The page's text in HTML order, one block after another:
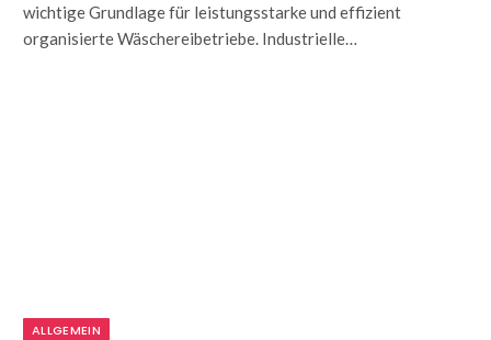
wichtige Grundlage für leistungsstarke und effizient
organisierte Wäschereibetriebe. Industrielle…
ALLGEMEIN